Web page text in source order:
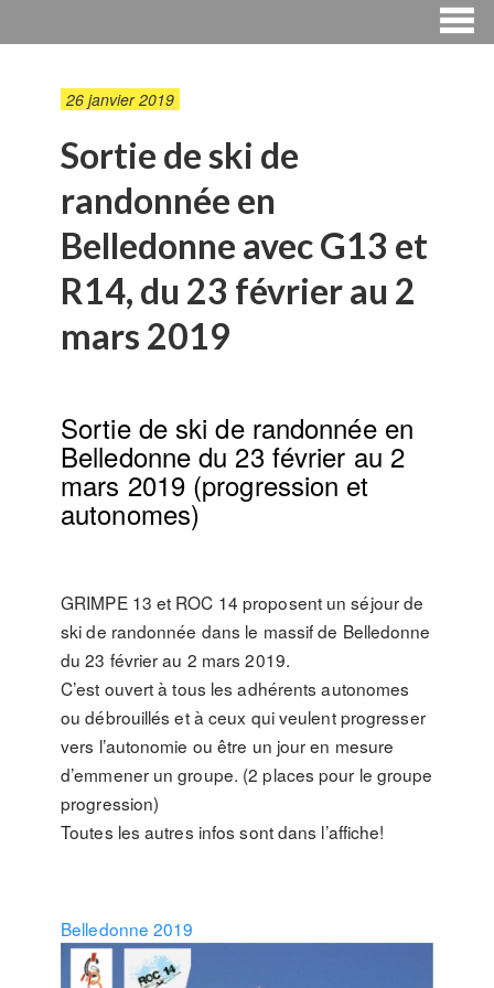
26 janvier 2019
Sortie de ski de
randonnée en
Belledonne avec G13 et
R14, du 23 février au 2
mars 2019
Sortie de ski de randonnée en
Belledonne du 23 février au 2
mars 2019 (progression et
autonomes)
GRIMPE 13 et ROC 14 proposent un séjour de
ski de randonnée dans le massif de Belledonne
du 23 février au 2 mars 2019.
C’est ouvert à tous les adhérents autonomes
ou débrouillés et à ceux qui veulent progresser
vers l’autonomie ou être un jour en mesure
d’emmener un groupe. (2 places pour le groupe
progression)
Toutes les autres infos sont dans l’affiche!
Belledonne 2019